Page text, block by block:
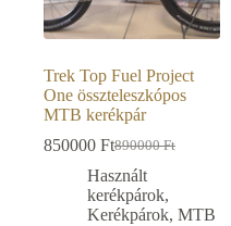
Trek Top Fuel Project
One összteleszkópos
MTB kerékpár
890000Ft
Original
price
was:
890000 Ft.
850000 FtCurrent
price
is:
850000 Ft.
Használt
kerékpárok,
Kerékpárok, MTB